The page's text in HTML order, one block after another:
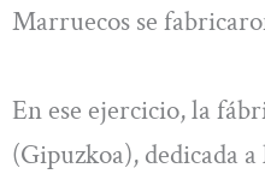
Marruecos se
En ese ejercicio, la
(Gipuzkoa), dedicada